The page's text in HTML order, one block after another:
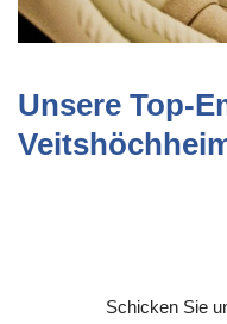
Unsere Top-
Schicken Sie